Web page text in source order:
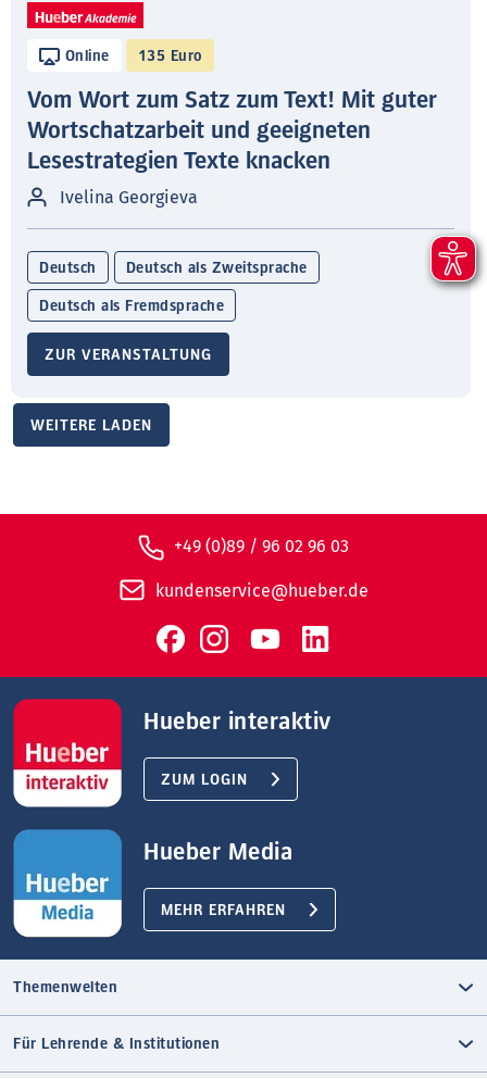
Online 135 Euro
Vom Wort zum Satz zum Text! Mit guter
Wortschatzarbeit und geeigneten
Lesestrategien Texte knacken
Ivelina Georgieva
Deutsch Deutsch als Zweitsprache
Deutsch als Fremdsprache
ZUR VERANSTALTUNG
WEITERE LADEN
+49 (0)89 / 96 02 96 03
kundenservice@hueber.de
Hueber interaktiv
ZUM LOGIN
Hueber Media
MEHR ERFAHREN
Themenwelten
Für Lehrende & Institutionen